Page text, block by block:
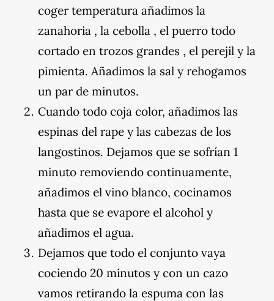
coger temperatura añadimos la
zanahoria , la cebolla , el puerro todo
cortado en trozos grandes , el perejil y la
pimienta. Añadimos la sal y rehogamos
un par de minutos.
Cuando todo coja color, añadimos las
espinas del rape y las cabezas de los
langostinos. Dejamos que se sofrían 1
minuto removiendo continuamente,
añadimos el vino blanco, cocinamos
hasta que se evapore el alcohol y
añadimos el agua.
Dejamos que todo el conjunto vaya
cociendo 20 minutos y con un cazo
vamos retirando la espuma con las